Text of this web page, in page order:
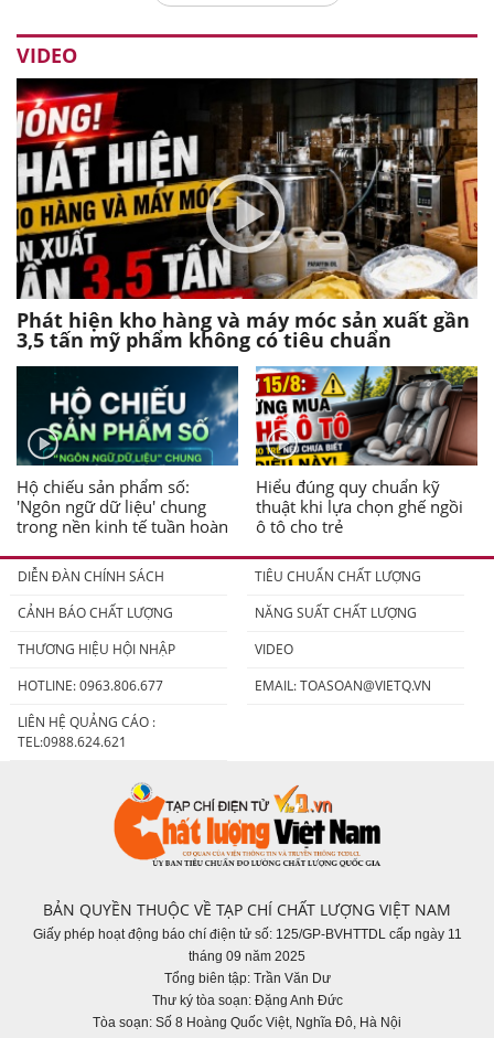
VIDEO
Phát hiện kho hàng và máy móc sản xuất gần
3,5 tấn mỹ phẩm không có tiêu chuẩn
Hộ chiếu sản phẩm số:
'Ngôn ngữ dữ liệu' chung
trong nền kinh tế tuần hoàn
Hiểu đúng quy chuẩn kỹ
thuật khi lựa chọn ghế ngồi
ô tô cho trẻ
DIỄN ĐÀN CHÍNH SÁCH
TIÊU CHUẨN CHẤT LƯỢNG
CẢNH BÁO CHẤT LƯỢNG
NĂNG SUẤT CHẤT LƯỢNG
THƯƠNG HIỆU HỘI NHẬP
VIDEO
HOTLINE: 0963.806.677
EMAIL:TOASOAN@VIETQ.VN
LIÊN HỆ QUẢNG CÁO :
TEL:0988.624.621
BẢN QUYỀN THUỘC VỀ TẠP CHÍ CHẤT LƯỢNG VIỆT NAM
Giấy phép hoạt động báo chí điện tử số: 125/GP-BVHTTDL cấp ngày 11
tháng 09 năm 2025
Tổng biên tập: Trần Văn Dư
Thư ký tòa soạn: Đặng Anh Đức
Tòa soạn: Số 8 Hoàng Quốc Việt, Nghĩa Đô, Hà Nội